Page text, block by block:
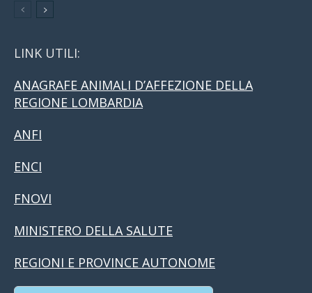
LINK UTILI:
ANAGRAFE ANIMALI D’AFFEZIONE DELLA
REGIONE LOMBARDIA
ANFI
ENCI
FNOVI
MINISTERO DELLA SALUTE
REGIONI E PROVINCE AUTONOME